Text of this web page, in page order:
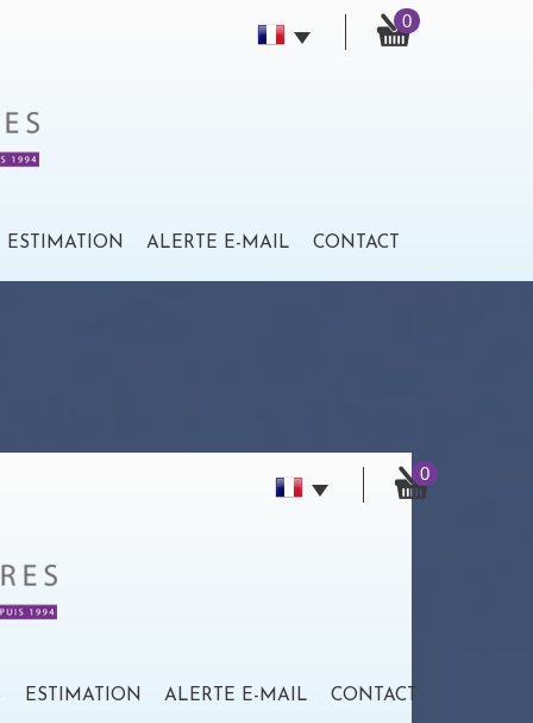
0
ESTIMATION ALERTE E-MAIL CONTACT
0
ESTIMATION ALERTE E-MAIL CONTACT